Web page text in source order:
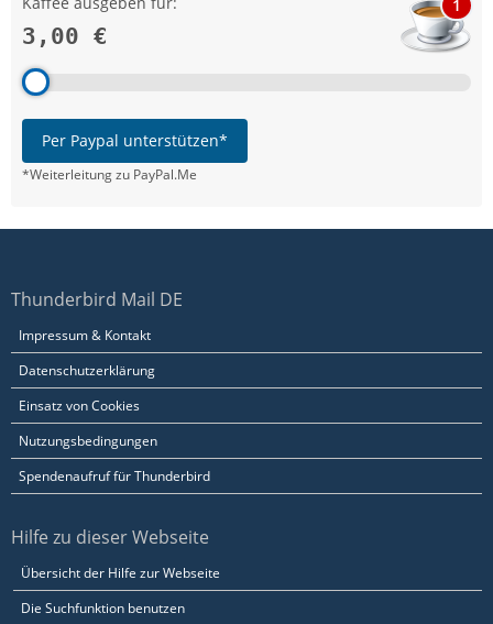
3,00 €
1
Per Paypal unterstützen*
*Weiterleitung zu PayPal.Me
Thunderbird Mail DE
Impressum & Kontakt
Datenschutzerklärung
Einsatz von Cookies
Nutzungsbedingungen
Spendenaufruf für Thunderbird
Hilfe zu dieser Webseite
Übersicht der Hilfe zur Webseite
Die Suchfunktion benutzen